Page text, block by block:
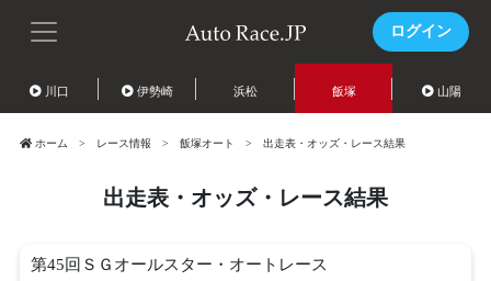
ログイン
川口 伊勢崎 浜松 飯塚 山陽
ホーム レース情報 飯塚オート 出走表・オッズ・レース結果
出走表・オッズ・レース結果
第45回ＳＧオールスター・オートレース